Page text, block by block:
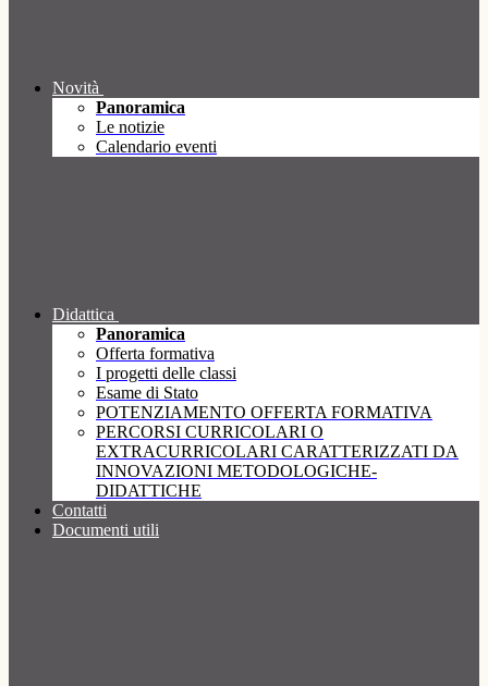
Novità
Panoramica
Le notizie
Calendario eventi
Didattica
Panoramica
Offerta formativa
I progetti delle classi
Esame di Stato
POTENZIAMENTO OFFERTA FORMATIVA
PERCORSI CURRICOLARI O
EXTRACURRICOLARI CARATTERIZZATI DA
INNOVAZIONI METODOLOGICHE-
DIDATTICHE
Contatti
Documenti utili